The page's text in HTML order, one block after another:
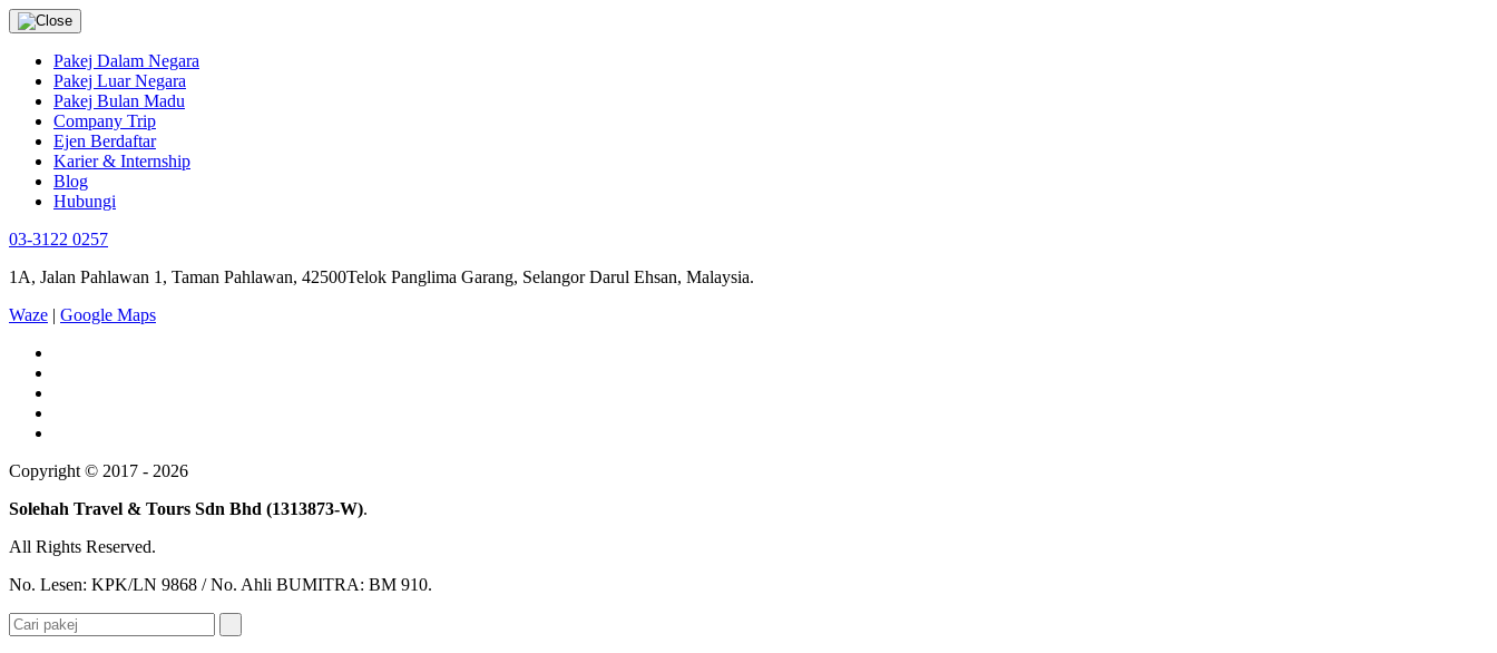
Pakej Dalam Negara
Pakej Luar Negara
Pakej Bulan Madu
Company Trip
Ejen Berdaftar
Karier & Internship
Blog
Hubungi
03-3122 0257
1A, Jalan Pahlawan 1, Taman Pahlawan, 42500Telok Panglima Garang, Selangor Darul Ehsan, Malaysia.
Waze | Google Maps
Copyright © 2017 - 2026
Solehah Travel & Tours Sdn Bhd (1313873-W).
All Rights Reserved.
No. Lesen: KPK/LN 9868 / No. Ahli BUMITRA: BM 910.